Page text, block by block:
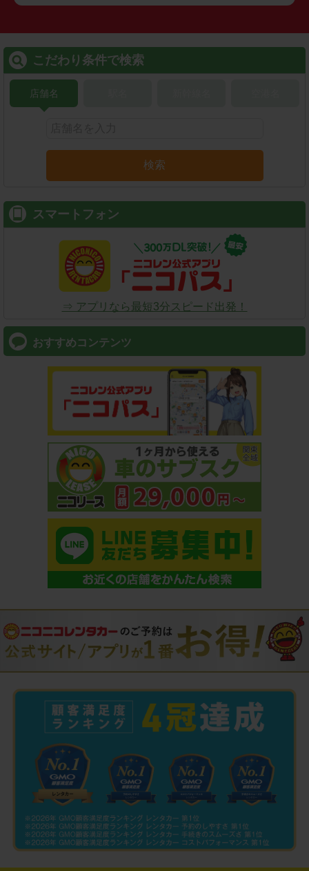
こだわり条件で検索
店舗名
検索
スマートフォン
⇒ アプリなら最短3分スピード出発！
おすすめコンテンツ